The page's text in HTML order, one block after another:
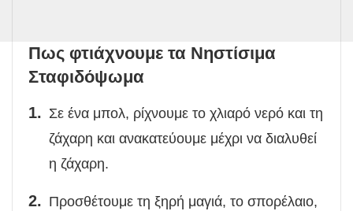
Πως φτιάχνουμε τα Νηστίσιμα
Σταφιδόψωμα
Σε ένα μπολ, ρίχνουμε το χλιαρό νερό και τη
ζάχαρη και ανακατεύουμε μέχρι να διαλυθεί
η ζάχαρη.
Προσθέτουμε τη ξηρή μαγιά, το σπορέλαιο,